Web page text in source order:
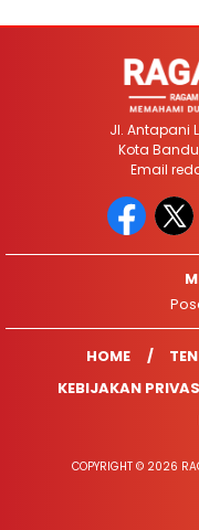
Jl. Antapani
Kota
Email
HOME
KEBIJAKAN
COPYRIGHT © 2026